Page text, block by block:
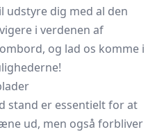
udstyre dig med al den
i verdenen af
og lad os komme i
stand er essentielt for at
ud, men også forbliver